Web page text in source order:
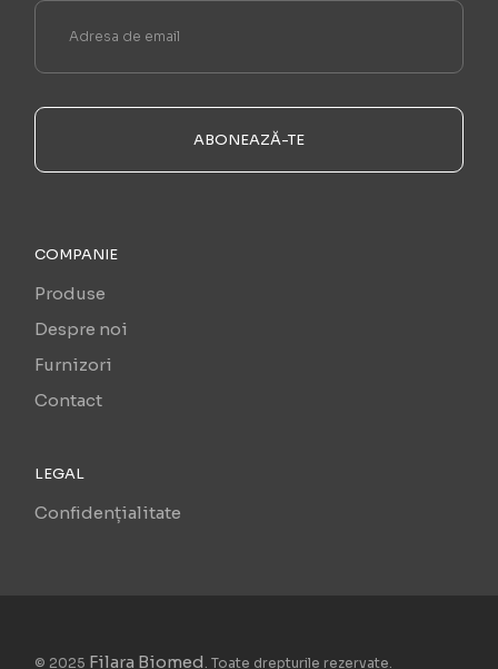
ABONEAZĂ-TE
COMPANIE
Produse
Despre noi
Furnizori
Contact
LEGAL
Confidențialitate
© 2025 Filara Biomed . Toate drepturile rezervate.